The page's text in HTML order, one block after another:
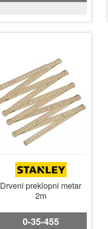
Drveni preklopni metar
2m
0-35-455